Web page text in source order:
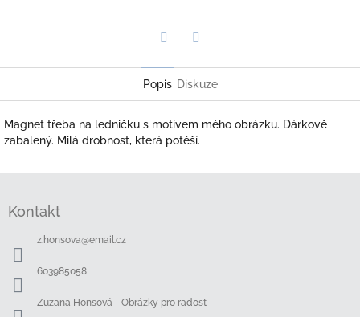
Popis Diskuze
Magnet třeba na ledničku s motivem mého obrázku. Dárkově
zabalený. Milá drobnost, která potěší.
Kontakt
z.honsova@email.cz
603985058
Zuzana Honsová - Obrázky pro radost